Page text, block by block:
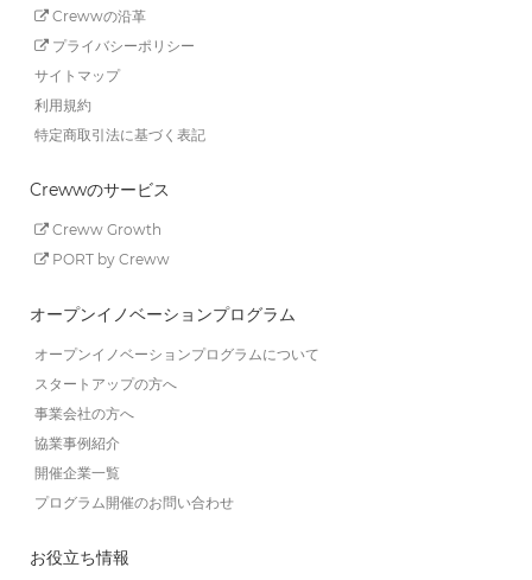
Crewwの沿革
プライバシーポリシー
サイトマップ
利用規約
特定商取引法に基づく表記
Crewwのサービス
Creww Growth
PORT by Creww
オープンイノベーションプログラム
オープンイノベーションプログラムについて
スタートアップの方へ
事業会社の方へ
協業事例紹介
開催企業一覧
プログラム開催のお問い合わせ
お役立ち情報